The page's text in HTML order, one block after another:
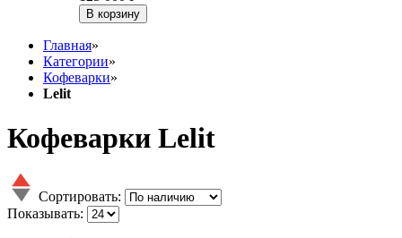
В корзину
Главная»
Категории»
Кофеварки»
Lelit
Кофеварки Lelit
Сортировать:
Показывать: